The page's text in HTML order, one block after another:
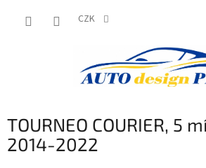
CZK
TOURNEO COURIER, 5
2014-2022